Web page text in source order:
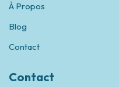
À Propos
Blog
Contact
Contact